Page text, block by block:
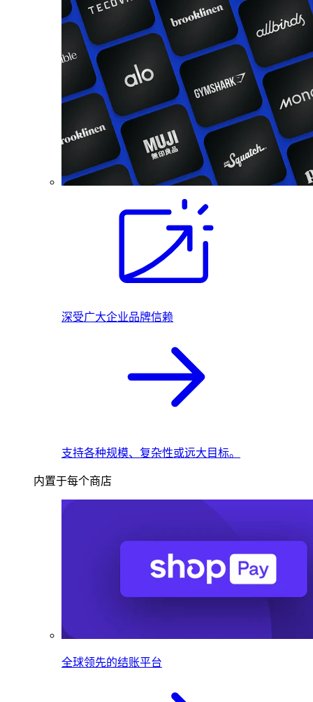
深受广大企业品牌信赖
支持各种规模、复杂性或远大目标。
内置于每个商店
全球领先的结账平台